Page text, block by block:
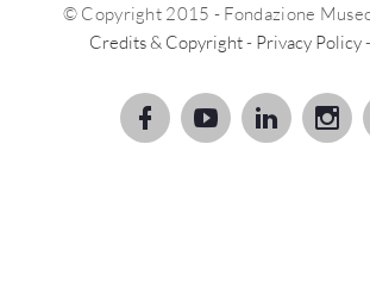
© Copyright 2015 - Fondazione
Credits & Copyright- Privacy Policy-